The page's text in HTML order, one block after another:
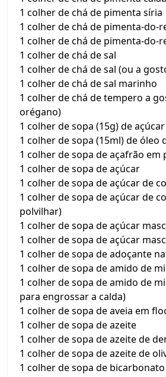
1 colher de chá de pimenta síria
1 colher de chá de pimenta-do-
1 colher de chá de pimenta-do-
1 colher de chá de sal
1 colher de chá de sal (ou a
1 colher de chá de sal marinho
1 colher de chá de tempero a
orégano)
1 colher de sopa (15g) de
1 colher de sopa (15ml) de óleo
1 colher de sopa de açafrão em
1 colher de sopa de açúcar
1 colher de sopa de açúcar de
1 colher de sopa de açúcar de
polvilhar)
1 colher de sopa de açúcar
1 colher de sopa de açúcar
1 colher de sopa de adoçante
1 colher de sopa de amido de
1 colher de sopa de amido de
para engrossar a calda)
1 colher de sopa de aveia em
1 colher de sopa de azeite
1 colher de sopa de azeite de
1 colher de sopa de azeite de
1 colher de sopa de